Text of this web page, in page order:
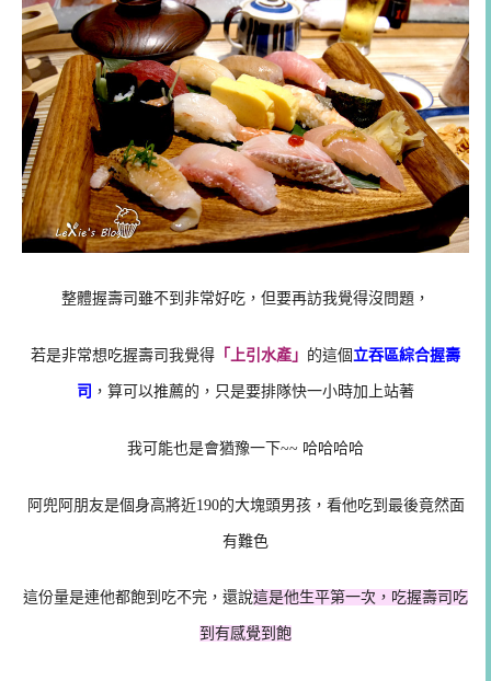
整體握壽司雖不到非常好吃，但要再訪我覺得沒問題，
若是非常想吃握壽司我覺得 「上引水產」 的這個立吞區綜合握壽
司 ，算可以推薦的，只是要排隊快一小時加上站著
我可能也是會猶豫一下~~ 哈哈哈哈
阿兜阿朋友是個身高將近190的大塊頭男孩，看他吃到最後竟然面
有難色
這份量是連他都飽到吃不完，還說這是他生平第一次，吃握壽司吃
到有感覺到飽